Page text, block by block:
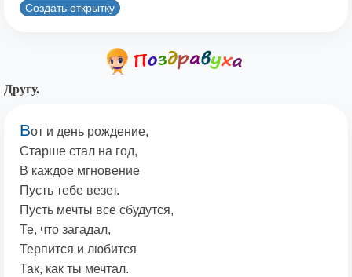
Создать открытку
Другу.
Вот и день рождение,
Старше стал на год,
В каждое мгновение
Пусть тебе везет.
Пусть мечты все сбудутся,
Те, что загадал,
Терпится и любится
Так, как ты мечтал.